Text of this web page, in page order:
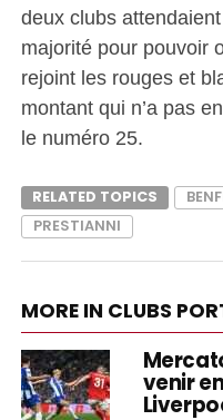
deux clubs
majorité pour pouvoir
rejoint les rouges et
montant qui n’a pas
le numéro 25.
RELATED TOPICS
PRESTIANNI
MORE IN CLUBS
venir